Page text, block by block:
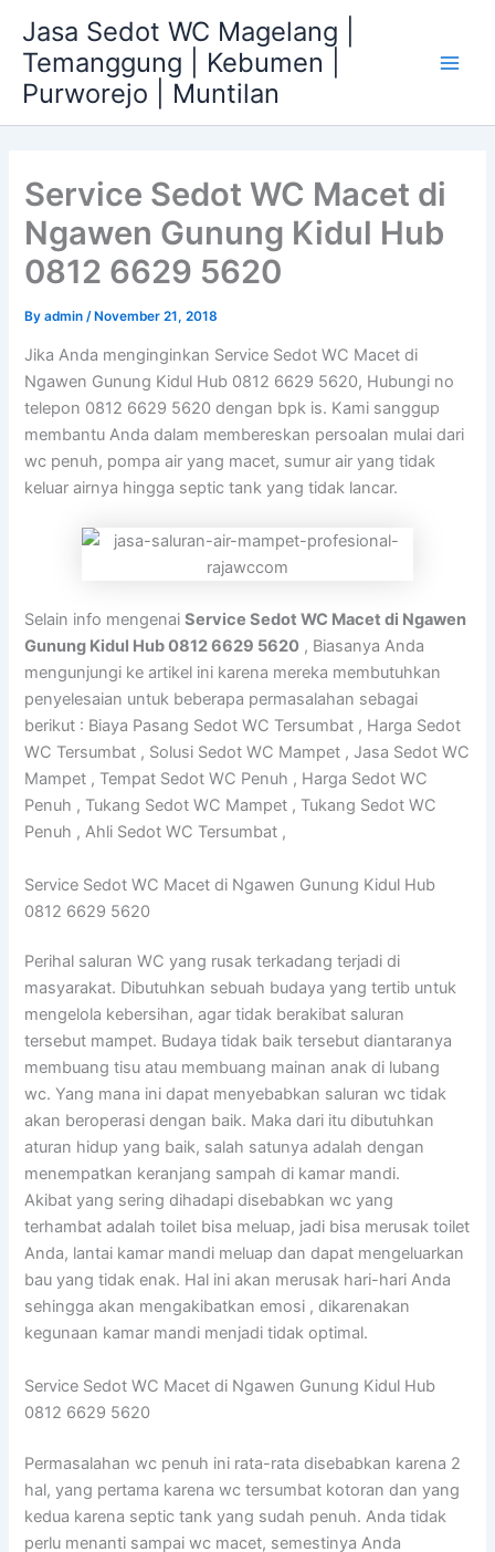
content
Jasa Sedot WC Magelang |
Temanggung | Kebumen |
Purworejo | Muntilan
Service Sedot WC Macet di
Ngawen Gunung Kidul Hub
0812 6629 5620
Byadmin/ November 21, 2018
Jika Anda menginginkan Service Sedot WC Macet di
Ngawen Gunung Kidul Hub 0812 6629 5620, Hubungi no
telepon 0812 6629 5620 dengan bpk is. Kami sanggup
membantu Anda dalam membereskan persoalan mulai dari
wc penuh, pompa air yang macet, sumur air yang tidak
keluar airnya hingga septic tank yang tidak lancar.
Selain info mengenaiService Sedot WC Macet di Ngawen
Gunung Kidul Hub 0812 6629 5620 , Biasanya Anda
mengunjungi ke artikel ini karena mereka membutuhkan
penyelesaian untuk beberapa permasalahan sebagai
berikut : Biaya Pasang Sedot WC Tersumbat , Harga Sedot
WC Tersumbat , Solusi Sedot WC Mampet , Jasa Sedot WC
Mampet , Tempat Sedot WC Penuh , Harga Sedot WC
Penuh , Tukang Sedot WC Mampet , Tukang Sedot WC
Penuh , Ahli Sedot WC Tersumbat ,
Service Sedot WC Macet di Ngawen Gunung Kidul Hub
0812 6629 5620
Perihal saluran WC yang rusak terkadang terjadi di
masyarakat. Dibutuhkan sebuah budaya yang tertib untuk
mengelola kebersihan, agar tidak berakibat saluran
tersebut mampet. Budaya tidak baik tersebut diantaranya
membuang tisu atau membuang mainan anak di lubang
wc. Yang mana ini dapat menyebabkan saluran wc tidak
akan beroperasi dengan baik. Maka dari itu dibutuhkan
aturan hidup yang baik, salah satunya adalah dengan
menempatkan keranjang sampah di kamar mandi.
Akibat yang sering dihadapi disebabkan wc yang
terhambat adalah toilet bisa meluap, jadi bisa merusak toilet
Anda, lantai kamar mandi meluap dan dapat mengeluarkan
bau yang tidak enak. Hal ini akan merusak hari-hari Anda
sehingga akan mengakibatkan emosi , dikarenakan
kegunaan kamar mandi menjadi tidak optimal.
Service Sedot WC Macet di Ngawen Gunung Kidul Hub
0812 6629 5620
Permasalahan wc penuh ini rata-rata disebabkan karena 2
hal, yang pertama karena wc tersumbat kotoran dan yang
kedua karena septic tank yang sudah penuh. Anda tidak
perlu menanti sampai wc macet, semestinya Anda